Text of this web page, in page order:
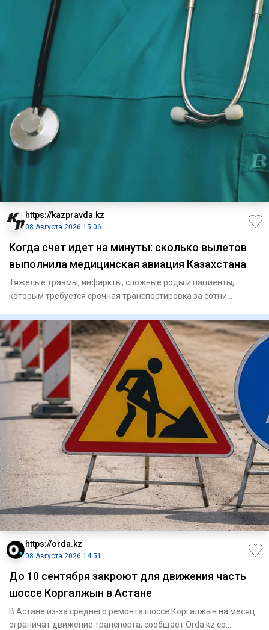
https://kazpravda.kz
08 Августа 2026 15:06
Когда счет идет на минуты: сколько вылетов
выполнила медицинская авиация Казахстана
Тяжелые травмы, инфаркты, сложные роды и пациенты,
которым требуется срочная транспортировка за сотни
https://orda.kz
08 Августа 2026 14:51
До 10 сентября закроют для движения часть
шоссе Коргалжын в Астане
В Астане из-за среднего ремонта шоссе Коргалжын на месяц
ограничат движение транспорта, сообщает Orda.kz со